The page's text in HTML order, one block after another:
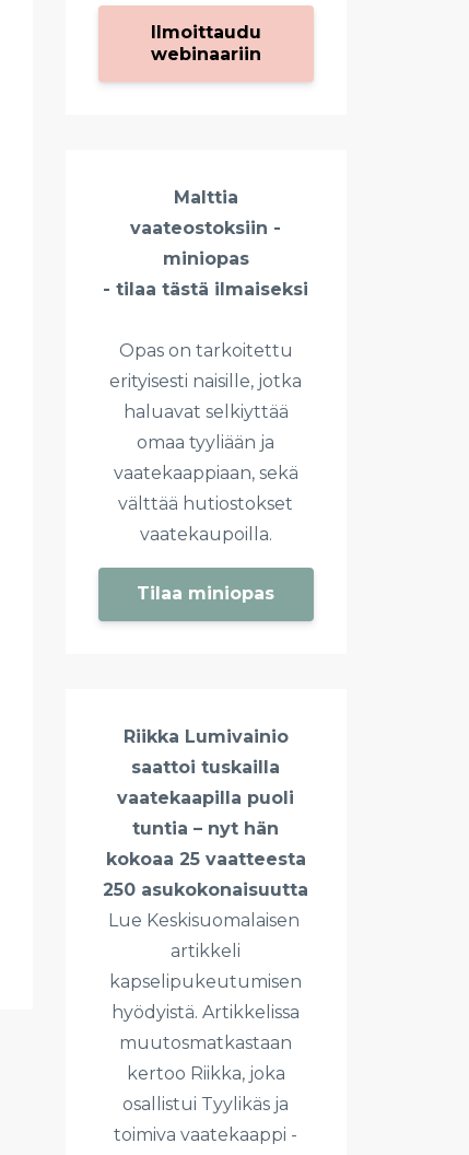
Ilmoittaudu
webinaariin
Malttia
vaateostoksiin -
miniopas
- tilaa tästä ilmaiseksi
Opas on tarkoitettu
erityisesti naisille, jotka
haluavat selkiyttää
omaa tyyliään ja
vaatekaappiaan, sekä
välttää hutiostokset
vaatekaupoilla.
Tilaa miniopas
Riikka Lumivainio
saattoi tuskailla
vaatekaapilla puoli
tuntia – nyt hän
kokoaa 25 vaatteesta
250 asukokonaisuutta
Lue Keskisuomalaisen
artikkeli
kapselipukeutumisen
hyödyistä. Artikkelissa
muutosmatkastaan
kertoo Riikka, joka
osallistui Tyylikäs ja
toimiva vaatekaappi -